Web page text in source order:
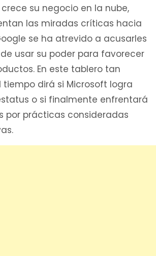
su negocio en la nube,
las miradas críticas hacia
se ha atrevido a acusarles
usar su poder para favorecer
En este tablero tan
dirá si Microsoft logra
o si finalmente enfrentará
por prácticas consideradas